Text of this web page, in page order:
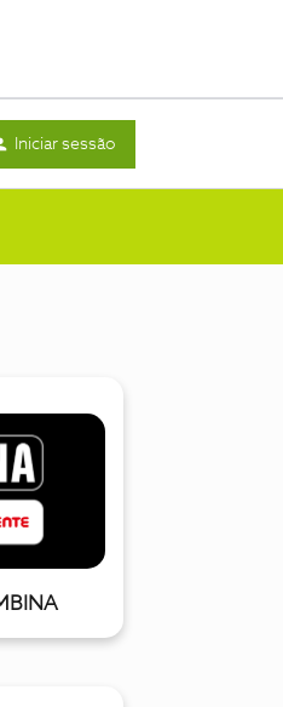
Iniciar sessão